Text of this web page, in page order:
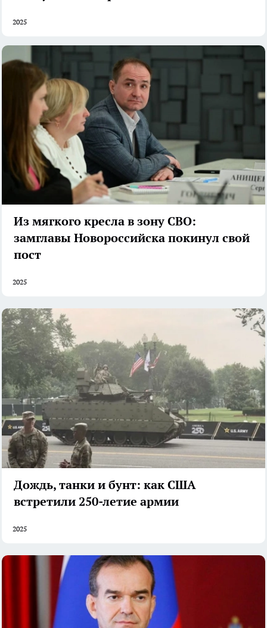
2025
Из мягкого кресла в зону СВО:
замглавы Новороссийска покинул свой
пост
2025
Дождь, танки и бунт: как США
встретили 250-летие армии
2025